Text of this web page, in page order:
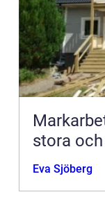
stora
Eva Sjöberg